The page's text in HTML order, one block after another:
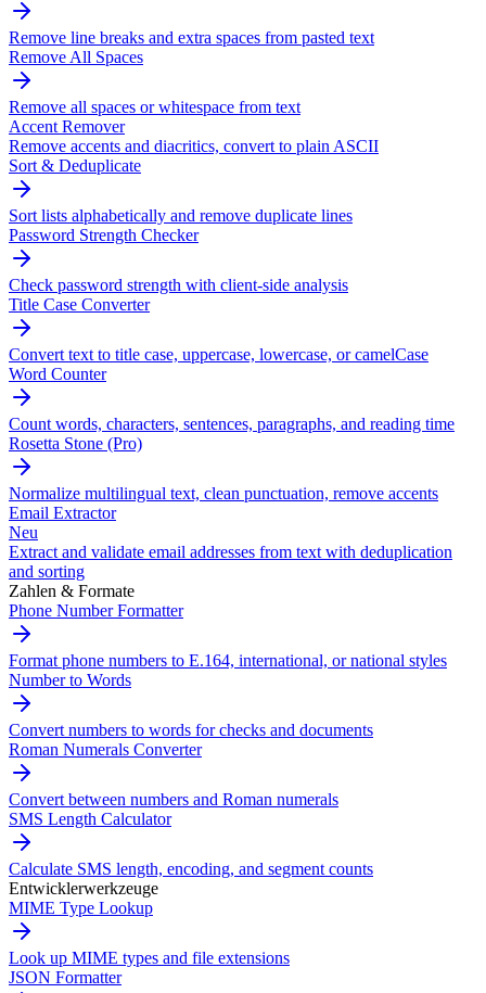
Remove line breaks and extra spaces from pasted text
Remove All Spaces
Remove all spaces or whitespace from text
Accent Remover
Remove accents and diacritics, convert to plain ASCII
Sort & Deduplicate
Sort lists alphabetically and remove duplicate lines
Password Strength Checker
Check password strength with client-side analysis
Title Case Converter
Convert text to title case, uppercase, lowercase, or camelCase
Word Counter
Count words, characters, sentences, paragraphs, and reading time
Rosetta Stone (Pro)
Normalize multilingual text, clean punctuation, remove accents
Email Extractor
Neu
Extract and validate email addresses from text with deduplication
and sorting
Zahlen & Formate
Phone Number Formatter
Format phone numbers to E.164, international, or national styles
Number to Words
Convert numbers to words for checks and documents
Roman Numerals Converter
Convert between numbers and Roman numerals
SMS Length Calculator
Calculate SMS length, encoding, and segment counts
Entwicklerwerkzeuge
MIME Type Lookup
Look up MIME types and file extensions
JSON Formatter